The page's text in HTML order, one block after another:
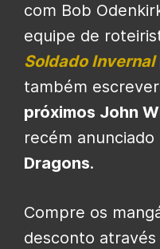
com Bob
equipe de
Soldado Invernal
também
próximos John
recém
Dragons.
Compre os
desconto através